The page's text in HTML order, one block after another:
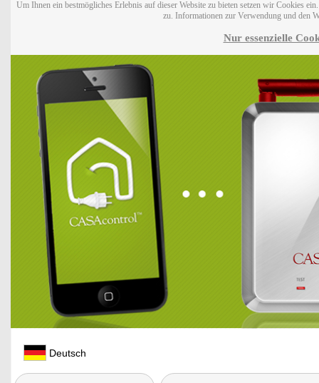
Um Ihnen ein bestmögliches Erlebnis auf dieser Website zu bieten setzen wir Cookies
zu. Informationen zur Verwendung und den
Nur essenzielle
Deutsch